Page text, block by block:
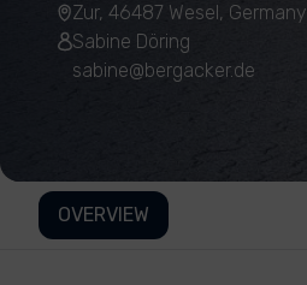
Zur, 46487 Wesel, Germany
Sabine Döring
sabine@bergacker.de
OVERVIEW